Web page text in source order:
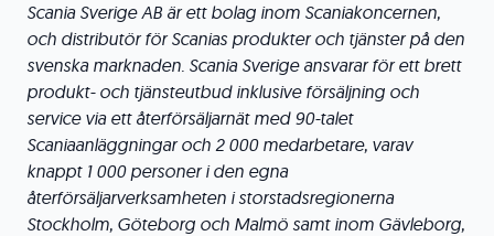
Scania Sverige AB är ett bolag inom Scaniakoncernen,
och distributör för Scanias produkter och tjänster på den
svenska marknaden. Scania Sverige ansvarar för ett brett
produkt- och tjänsteutbud inklusive försäljning och
service via ett återförsäljarnät med 90-talet
Scaniaanläggningar och 2 000 medarbetare, varav
knappt 1 000 personer i den egna
återförsäljarverksamheten i storstadsregionerna
Stockholm, Göteborg och Malmö samt inom Gävleborg,